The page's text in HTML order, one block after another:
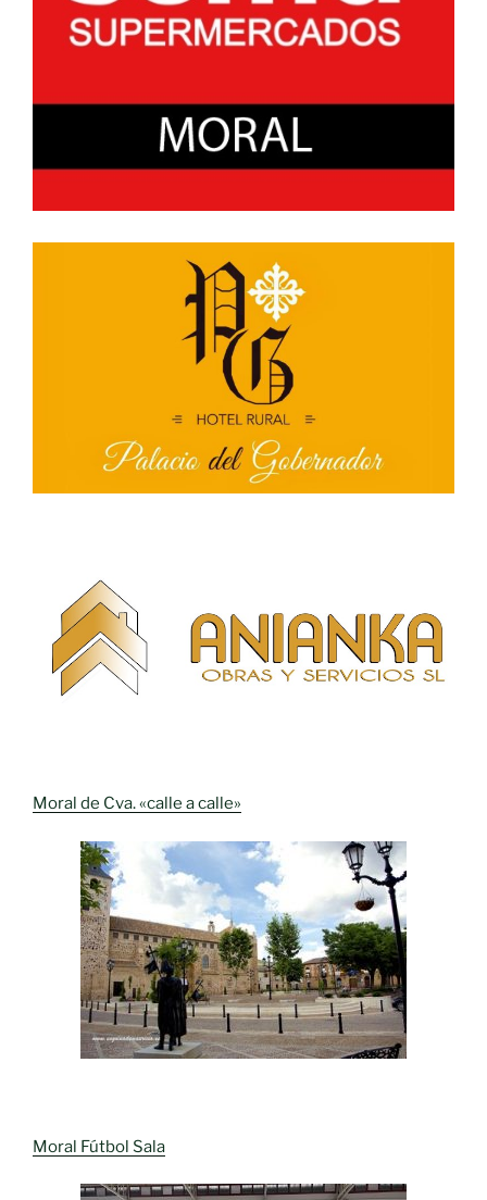
Moral de Cva. «calle a calle»
Moral Fútbol Sala